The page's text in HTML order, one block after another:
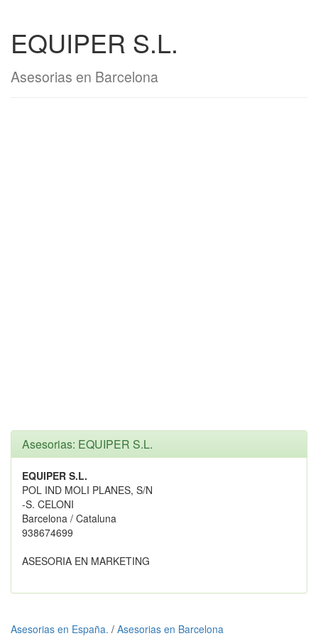
EQUIPER S.L.
Asesorias en Barcelona
Asesorias: EQUIPER S.L.
EQUIPER S.L.
POL IND MOLI PLANES, S/N
-S. CELONI
Barcelona / Cataluna
938674699
ASESORIA EN MARKETING
Asesorias en España. / Asesorias en Barcelona